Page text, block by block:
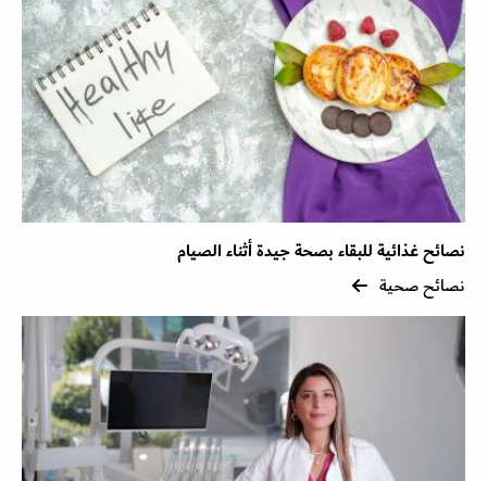
نصائح غذائية للبقاء بصحة جيدة أثناء الصيام
نصائح صحية